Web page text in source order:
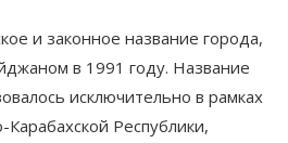
и законное название города,
в 1991 году. Название
исключительно в рамках
Республики,